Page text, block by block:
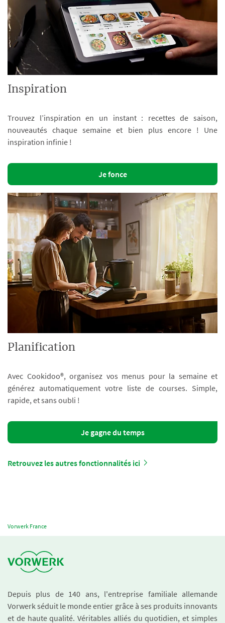
Inspiration
Trouvez l’inspiration en un instant : recettes de saison,
nouveautés chaque semaine et bien plus encore ! Une
inspiration infinie !
Je fonce
Planification
Avec Cookidoo®, organisez vos menus pour la semaine et
générez automatiquement votre liste de courses. Simple,
rapide, et sans oubli !
Je gagne du temps
Retrouvez les autres fonctionnalités ici
Vorwerk France
Depuis plus de 140 ans, l'entreprise familiale allemande
Vorwerk séduit le monde entier grâce à ses produits innovants
et de haute qualité. Véritables alliés du quotidien, et simples